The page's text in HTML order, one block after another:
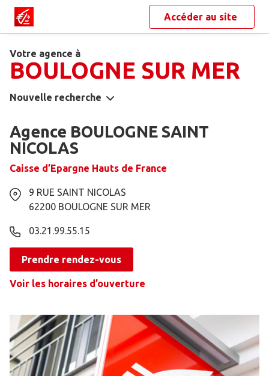
Accéder au site
Votre agence à
BOULOGNE SUR MER
Nouvelle recherche
Agence BOULOGNE SAINT
NICOLAS
Caisse d’Epargne Hauts de France
9 RUE SAINT NICOLAS
62200 BOULOGNE SUR MER
03.21.99.55.15
Prendre rendez-vous
Voir les horaires d’ouverture